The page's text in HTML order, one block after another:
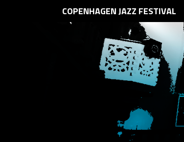
COPENHAGEN JAZZ FESTIVAL